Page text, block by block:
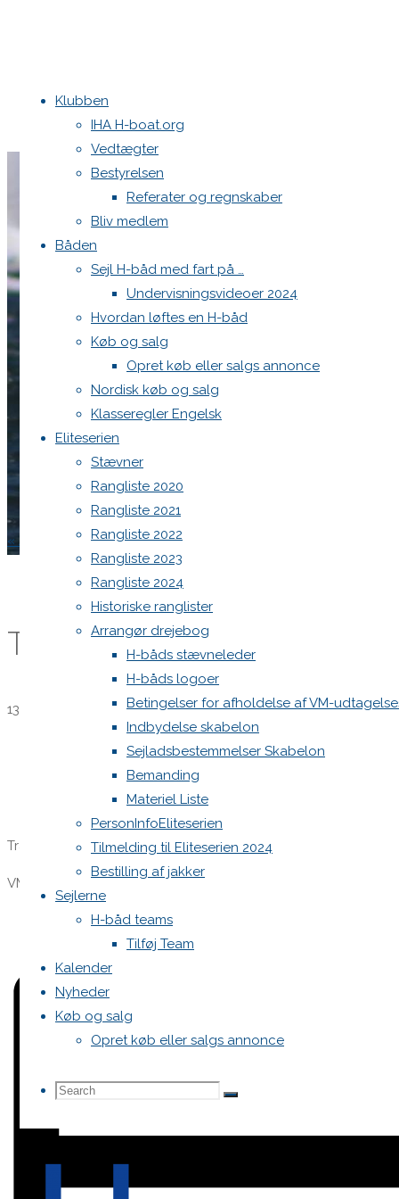
Klubben
IHA H-boat.org
Vedtægter
Bestyrelsen
Referater og regnskaber
Bliv medlem
Båden
Sejl H-båd med fart på …
Undervisningsvideoer 2024
Hvordan løftes en H-båd
Køb og salg
Opret køb eller salgs annonce
Nordisk køb og salg
Klasseregler Engelsk
Eliteserien
Stævner
Rangliste 2020
Rangliste 2021
Rangliste 2022
Rangliste 2023
Rangliste 2024
Historiske ranglister
Arrangør drejebog
H-båds stævneleder
H-båds logoer
Betingelser for afholdelse af VM-
Indbydelse skabelon
Sejladsbestemmelser Skabelon
Bemanding
Materiel Liste
PersonInfoEliteserien
Tilmelding til Eliteserien 2024
Bestilling af jakker
Sejlerne
H-båd teams
Tilføj Team
Kalender
Nyheder
Køb og salg
Opret køb eller salgs annonce
Search
Search
for:
Search
Begivenhed Trænningslejr VM og liga -optakt
« Alle Begivenheder
Denne begivenhed er allerede afholdt.
Trænningslejr VM og liga -
13. maj 2021 @ 10:00-14. maj 2021 @ 17:00
Generalforsamling
Ligastævne Vallensbæk»
Trænningslejr Vallensbæk .
VM og ligaoptakt,